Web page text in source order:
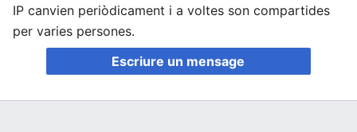
IP canvien periòdicament i a voltes son compartides
per varies persones.
Escriure un mensage